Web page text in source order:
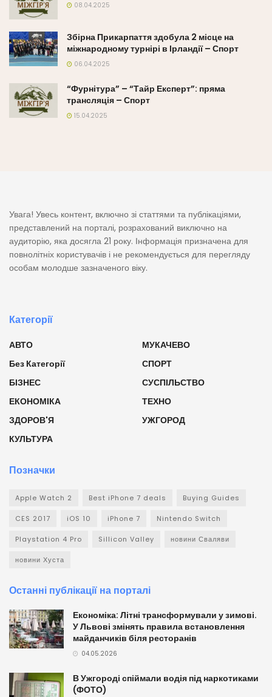
08.04.2025
Збірна Прикарпаття здобула 2 місце на
міжнародному турнірі в Ірландії – Спорт
06.04.2025
“Фурнітура” – “Тайр Експерт”: пряма
трансляція – Спорт
15.04.2025
Увага! Увесь контент, включно зі статтями та публікаціями,
представлений на порталі, розрахований виключно на
аудиторію, яка досягла 21 року. Інформація призначена для
повнолітніх користувачів і не рекомендується для перегляду
особам молодше зазначеного віку.
Категорії
АВТО
Без Категорії
БІЗНЕС
ЕКОНОМІКА
ЗДОРОВ'Я
КУЛЬТУРА
МУКАЧЕВО
СПОРТ
СУСПІЛЬСТВО
ТЕХНО
УЖГОРОД
Позначки
Apple Watch 2 Best iPhone 7 deals Buying Guides
CES 2017 iOS 10 iPhone 7 Nintendo Switch
Playstation 4 Pro Sillicon Valley новини Сваляви
новини Хуста
Останні публікації на порталі
Економіка: Літні трансформували у зимові.
У Львові змінять правила встановлення
майданчиків біля ресторанів
04.05.2026
В Ужгороді спіймали водія під наркотиками
(ФОТО)